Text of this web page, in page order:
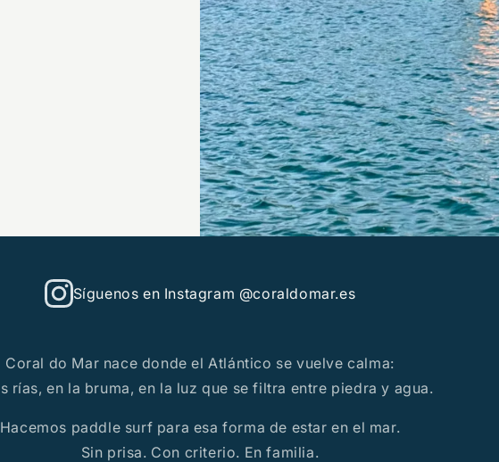
Síguenos en Instagram @coraldomar.es
Coral do Mar nace donde el Atlántico se vuelve calma:
rías, en la bruma, en la luz que se filtra entre piedra y agua.
Hacemos paddle surf para esa forma de estar en el mar.
Sin prisa. Con criterio. En familia.